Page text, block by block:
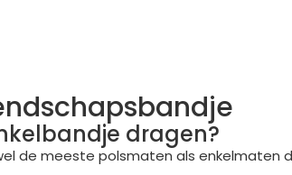
dragen?
de meeste polsmaten als enkelmaten